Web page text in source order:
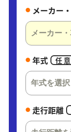
メーカー
年式 任 意
走行距離